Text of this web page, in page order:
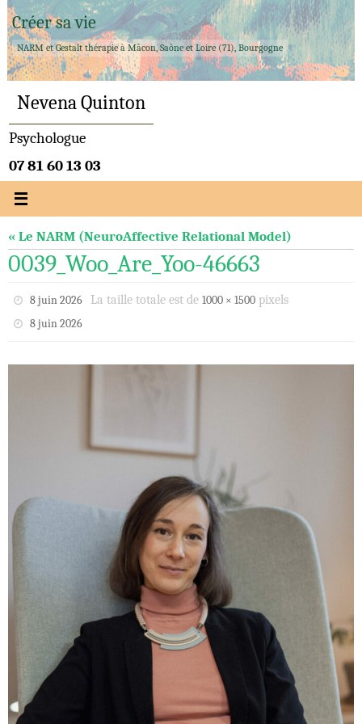
Passer
vers
le
contenu
Créer sa vie
NARM et Gestalt thérapie à Mâcon, Saône et Loire (71), Bourgogne
Nevena Quinton
Psychologue
07 81 60 13 03
« Le NARM (NeuroAffective Relational Model)
0039_Woo_Are_Yoo-46663
8 juin 2026 La taille totale est de1000 × 1500 pixels
8 juin 2026